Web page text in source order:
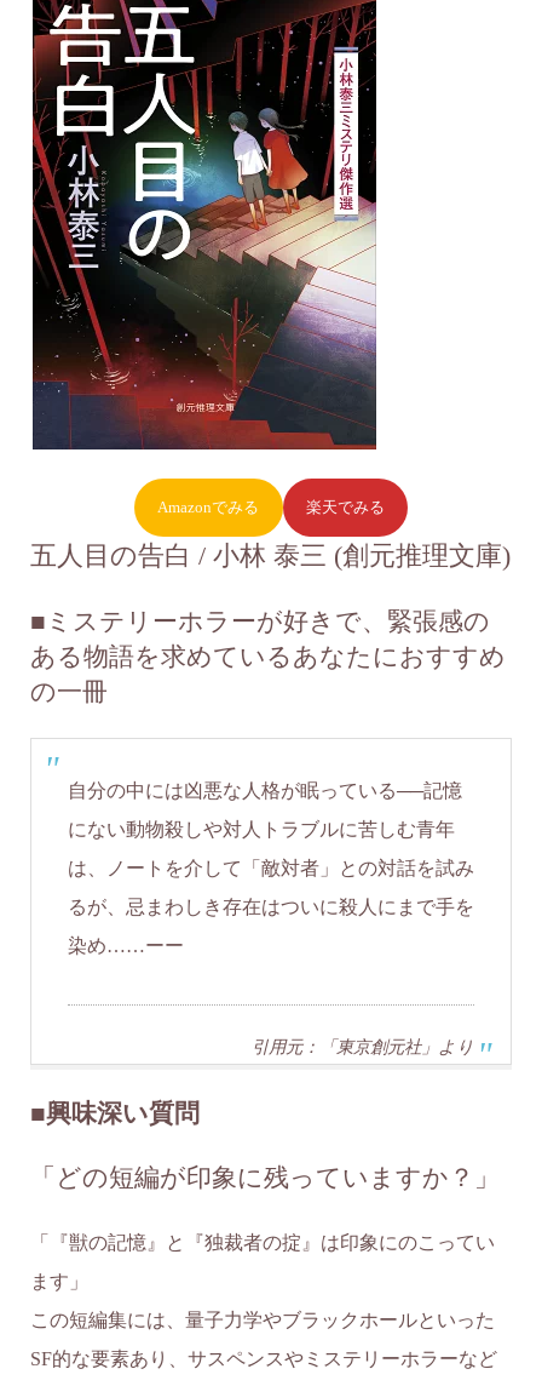
Amazonでみる 楽天でみる
五人目の告白 / 小林 泰三 (創元推理文庫)
■ミステリーホラーが好きで、緊張感の
ある物語を求めているあなたにおすすめ
の一冊
自分の中には凶悪な人格が眠っている──記憶
にない動物殺しや対人トラブルに苦しむ青年
は、ノートを介して「敵対者」との対話を試み
るが、忌まわしき存在はついに殺人にまで手を
染め……ーー
引用元：「東京創元社」より
■興味深い質問
「どの短編が印象に残っていますか？」
「『獣の記憶』と『独裁者の掟』は印象にのこってい
ます」
この短編集には、量子力学やブラックホールといった
SF的な要素あり、サスペンスやミステリーホラーなど